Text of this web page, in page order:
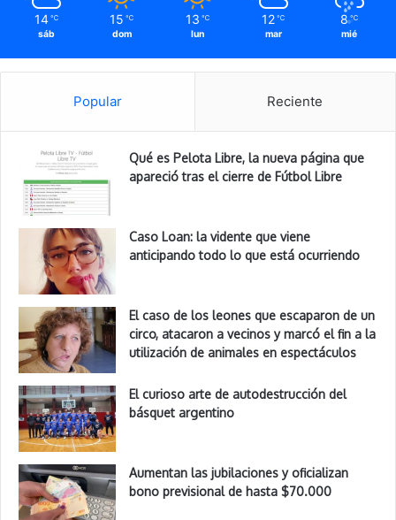
14 ℃
sáb
15 ℃
dom
13 ℃
lun
12 ℃
mar
8 ℃
mié
Popular Reciente
Qué es Pelota Libre, la nueva página que
apareció tras el cierre de Fútbol Libre
Caso Loan: la vidente que viene
anticipando todo lo que está ocurriendo
El caso de los leones que escaparon de un
circo, atacaron a vecinos y marcó el fin a la
utilización de animales en espectáculos
El curioso arte de autodestrucción del
básquet argentino
Aumentan las jubilaciones y oficializan
bono previsional de hasta $70.000